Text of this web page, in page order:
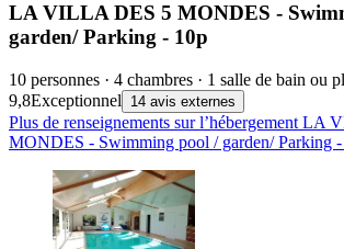
LA VILLA DES 5 MONDES -
garden/ Parking - 10p
10 personnes · 4 chambres · 1 salle de bain ou
9,8Exceptionnel 14 avis externes
Plus de renseignements sur l’hébergement LA
MONDES - Swimming pool / garden/ Parking